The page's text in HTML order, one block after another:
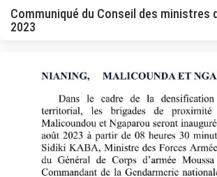
Communiqué du Conseil des ministres
2023